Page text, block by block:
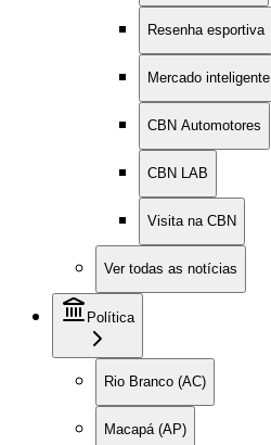
Resenha esportiva
Mercado inteligente
CBN Automotores
CBN LAB
Visita na CBN
Ver todas as notícias
Política
Rio Branco (AC)
Macapá (AP)